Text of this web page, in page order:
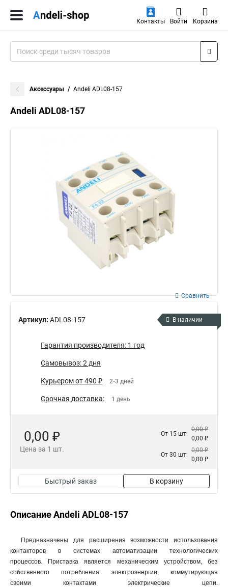
Контакты Войти Корзина
Аксессуары Andeli ADL08-157
Andeli ADL08-157
Артикул: ADL08-157
Сравнить
В наличии
Гарантия производителя: 1 год
Самовывоз: 2 дня
Курьером от 490 ₽ 2-3 дней
Срочная доставка: 1 день
0,00 ₽
Цена за 1 шт.
От 15 шт:
0,00 ₽
0,00 ₽
От 30 шт:
0,00 ₽
0,00 ₽
Быстрый заказ В корзину
Описание Andeli ADL08-157
Предназначены для расширения возможности использования
контакторов в системах автоматизации технологических
процессов. Приставка является механическим устройством, без
собственного потребления электроэнергии, коммутирующая
своими контактами электрические цепи.